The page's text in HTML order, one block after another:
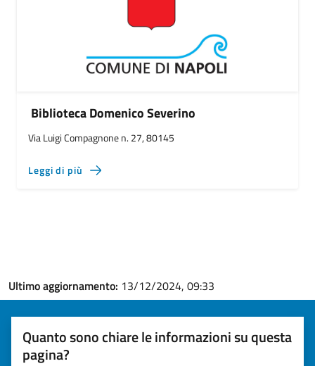
Biblioteca Domenico Severino
Via Luigi Compagnone n. 27, 80145
Leggi di più
Ultimo aggiornamento: 13/12/2024, 09:33
Quanto sono chiare le informazioni su questa
pagina?